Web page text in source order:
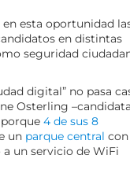
esta oportunidad
en distintas
seguridad
digital” no pasa
Osterling
4 de sus 8
un parque central con
a un servicio de WiFi